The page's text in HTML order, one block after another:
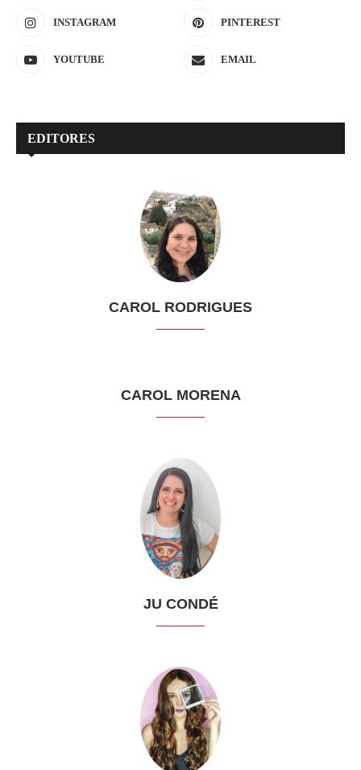
INSTAGRAM PINTEREST
YOUTUBE EMAIL
EDITORES
CAROL RODRIGUES
CAROL MORENA
JU CONDÉ